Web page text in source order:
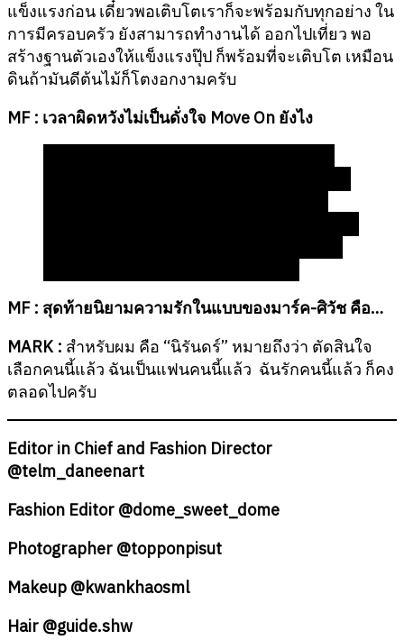
แข็งแรงก่อน เดี๋ยวพอเติบโตเราก็จะพร้อมกับทุกอย่าง ใน
การมีครอบครัว ยังสามารถทำงานได้ ออกไปเที่ยว พอ
สร้างฐานตัวเองให้แข็งแรงปุ๊ป ก็พร้อมที่จะเติบโต เหมือน
ดินถ้ามันดีต้นไม้ก็โตงอกงามครับ
MF : เวลาผิดหวังไม่เป็นดั่งใจ Move On ยังไง
MF : สุดท้ายนิยามความรักในแบบของมาร์ค-ศิวัช คือ…
MARK : สำหรับผม คือ “นิรันดร์” หมายถึงว่า ตัดสินใจ
เลือกคนนี้แล้ว ฉันเป็นแฟนคนนี้แล้ว ฉันรักคนนี้แล้ว ก็คง
ตลอดไปครับ
Editor in Chief and Fashion Director
@telm_daneenart
Fashion Editor @dome_sweet_dome
Photographer @topponpisut
Makeup @kwankhaosml
Hair @guide.shw